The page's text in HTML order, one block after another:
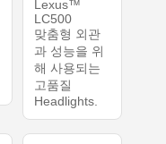
Lexus™
LC500
맞춤형 외관
과 성능을 위
해 사용되는
고품질
Headlights.